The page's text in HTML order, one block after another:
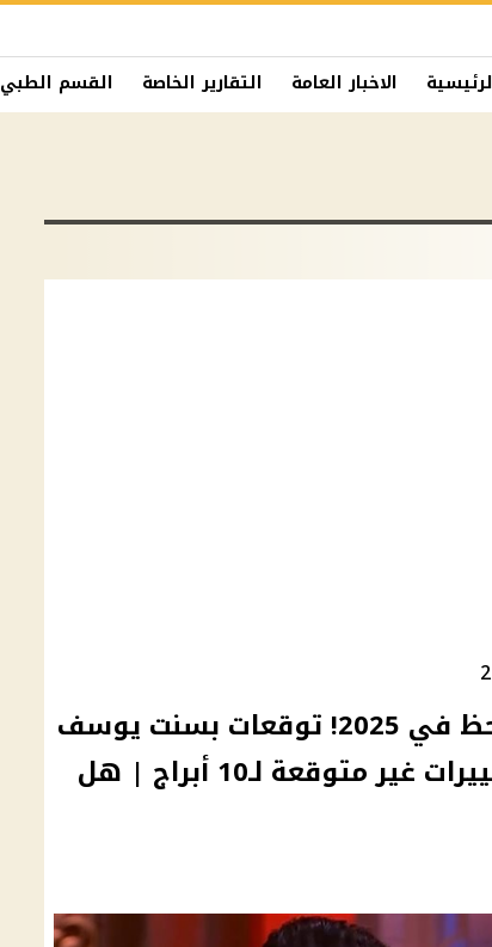
الاخبار العامة التقارير الخاصة القسم الطبي
برجين هيسيطروا على الحظ في 2025! توقعات بسنت يوسف
تكشف مفاجآت كبيرة وتغييرات غير متوقعة لـ10 أبراج | هل